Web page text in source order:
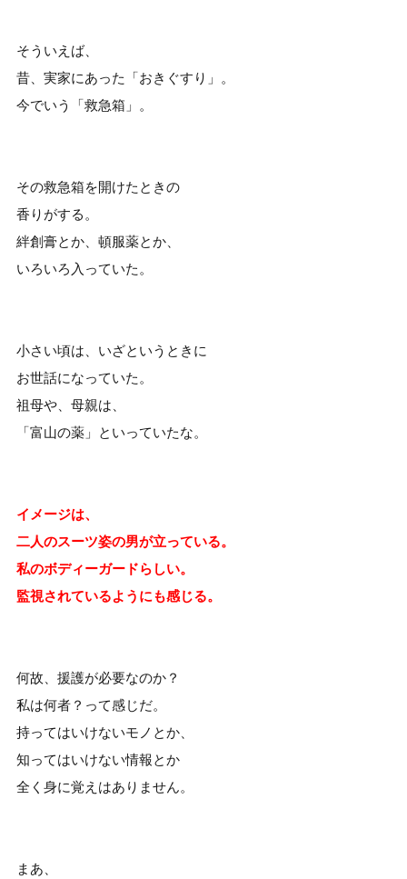
そういえば、
昔、実家にあった「おきぐすり」。
今でいう「救急箱」。
その救急箱を開けたときの
香りがする。
絆創膏とか、頓服薬とか、
いろいろ入っていた。
小さい頃は、いざというときに
お世話になっていた。
祖母や、母親は、
「富山の薬」といっていたな。
イメージは、
二人のスーツ姿の男が立っている。
私のボディーガードらしい。
監視されているようにも感じる。
何故、援護が必要なのか？
私は何者？って感じだ。
持ってはいけないモノとか、
知ってはいけない情報とか
全く身に覚えはありません。
まあ、